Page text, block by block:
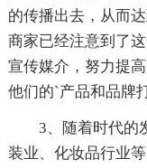
的传播出去，从而
商家已经注意到了
宣传媒介，努力提
他们的`产品和品牌
3、随着时代的
装业、化妆品行业